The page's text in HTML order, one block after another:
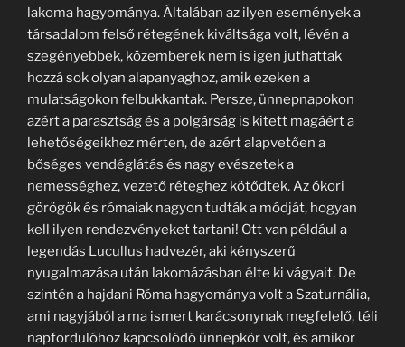
lakoma hagyománya. Általában az ilyen események a
társadalom felső rétegének kiváltsága volt, lévén a
szegényebbek, közemberek nem is igen juthattak
hozzá sok olyan alapanyaghoz, amik ezeken a
mulatságokon felbukkantak. Persze, ünnepnapokon
azért a parasztság és a polgárság is kitett magáért a
lehetőségeikhez mérten, de azért alapvetően a
bőséges vendéglátás és nagy evészetek a
nemességhez, vezető réteghez kötődtek. Az ókori
görögök és rómaiak nagyon tudták a módját, hogyan
kell ilyen rendezvényeket tartani! Ott van például a
legendás Lucullus hadvezér, aki kényszerű
nyugalmazása után lakomázásban élte ki vágyait. De
szintén a hajdani Róma hagyománya volt a Szaturnália,
ami nagyjából a ma ismert karácsonynak megfelelő, téli
napfordulóhoz kapcsolódó ünnepkör volt, és amikor